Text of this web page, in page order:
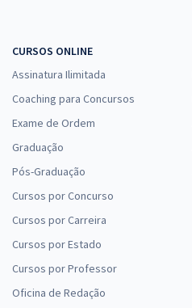
CURSOS ONLINE
Assinatura Ilimitada
Coaching para Concursos
Exame de Ordem
Graduação
Pós-Graduação
Cursos por Concurso
Cursos por Carreira
Cursos por Estado
Cursos por Professor
Oficina de Redação